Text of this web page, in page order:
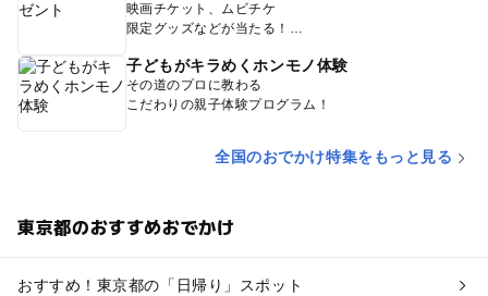
映画チケット、ムビチケ
限定グッズなどが当たる！
子どもがキラめくホンモノ体験
その道のプロに教わる
こだわりの親子体験プログラム！
全国のおでかけ特集をもっと見る
東京都のおすすめおでかけ
おすすめ！東京都の「日帰り」スポット